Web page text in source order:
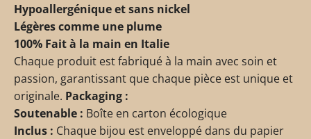
Hypoallergénique et sans nickel
Légères comme une plume
100% Fait à la main en Italie
Chaque produit est fabriqué à la main avec soin et
passion, garantissant que chaque pièce est unique et
originale. Packaging :
Soutenable : Boîte en carton écologique
Inclus : Chaque bijou est enveloppé dans du papier